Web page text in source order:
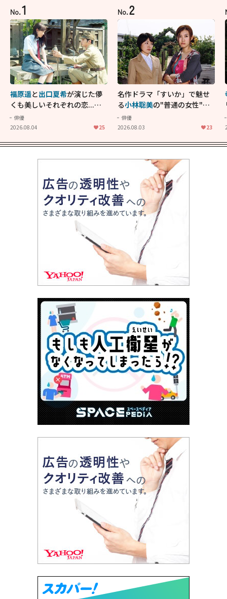
No.1
福原遥と出口夏希が演じた儚
くも美しいそれぞれの恋...生
きることの尊さを教えてくれ
た映画「あの花が咲く丘で、
俳優
2026.08.04
25
No.2
名作ドラマ「すいか」で魅せ
る小林聡美の"普通の女性"が
大人に刺さる...映画「かもめ
食堂」にも通じる静かな芝居
俳優
2026.08.03
23